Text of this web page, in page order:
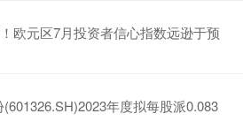
让投资者在行情向好时获得更高收益。
欧元区7月投资者信心指数远逊于预
年度拟每股派0.083